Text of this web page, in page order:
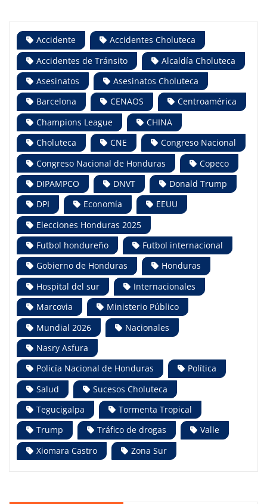
Accidente
Accidentes Choluteca
Accidentes de Tránsito
Alcaldía Choluteca
Asesinatos
Asesinatos Choluteca
Barcelona
CENAOS
Centroamérica
Champions League
CHINA
Choluteca
CNE
Congreso Nacional
Congreso Nacional de Honduras
Copeco
DIPAMPCO
DNVT
Donald Trump
DPI
Economía
EEUU
Elecciones Honduras 2025
Futbol hondureño
Futbol internacional
Gobierno de Honduras
Honduras
Hospital del sur
Internacionales
Marcovia
Ministerio Público
Mundial 2026
Nacionales
Nasry Asfura
Policía Nacional de Honduras
Política
Salud
Sucesos Choluteca
Tegucigalpa
Tormenta Tropical
Trump
Tráfico de drogas
Valle
Xiomara Castro
Zona Sur